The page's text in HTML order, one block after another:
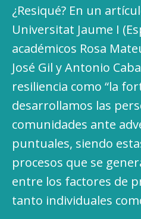
¿Resiqué? En un
Universitat Jaume I
académicos Rosa
José Gil y Antonio
resiliencia como “la
desarrollamos las
comunidades ante
puntuales, siendo
procesos que se
entre los factores de
tanto individuales